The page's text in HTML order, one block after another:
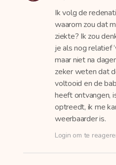
Ik volg de
waarom zou dat
ziekte? Ik zou
je als nog relatief
maar niet na
zeker weten dat
voltooid en de
heeft ontvangen,
optreedt, ik me
weerbaarder is.
Login om te